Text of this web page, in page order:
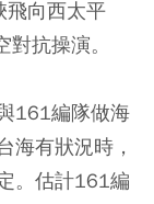
飛向西太平
抗操演。
161編隊做海
海有狀況時，
。估計161編